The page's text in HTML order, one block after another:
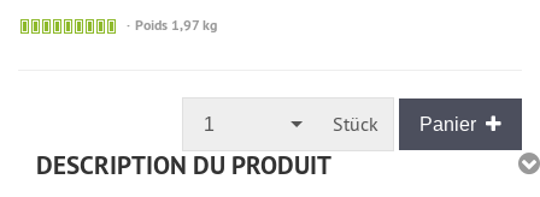
🟢 Poids 1,97 kg
1 Stück Panier
DESCRIPTION DU PRODUIT